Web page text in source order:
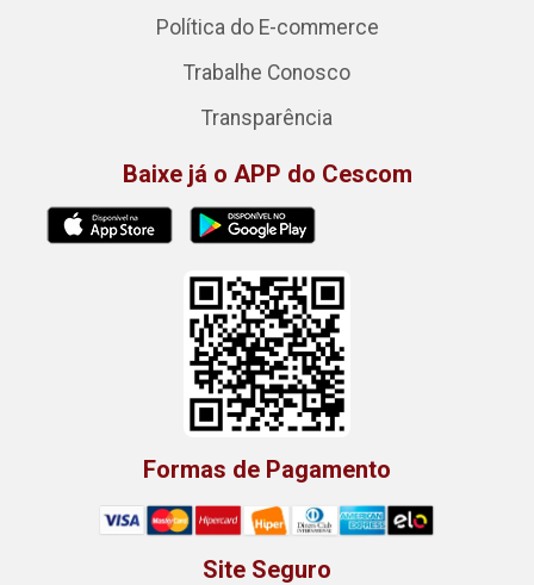
Política do E-commerce
Trabalhe Conosco
Transparência
Baixe já o APP do Cescom
Formas de Pagamento
Site Seguro